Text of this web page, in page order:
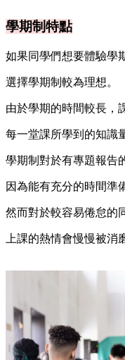
學期制特點
如果同學們想要體驗學
選擇學期制較為理想。
由於學期的時間較長，
每一堂課所學到的知識
學期制對於有專題報告
因為能有充分的時間準
然而對於較容易倦怠的
上課的熱情會慢慢被消